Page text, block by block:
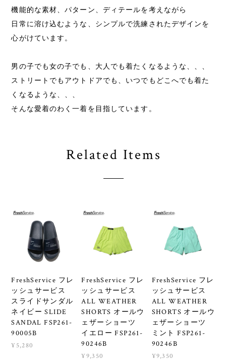
機能的な素材、パターン、ディテールを考えながら
日常に溶け込むような、シンプルで洗練されたデザインを
心がけています。
​男の子でも女の子でも、大人でも着たくなるような、、、
ストリートでもアウトドアでも、いつでもどこへでも着た
くなるような、、、
そんな愛着のわく一着を目指しています。
Related Items
FreshService フレ
ッシュサービス
スライドサンダル
ネイビー SLIDE
SANDAL FSP261-
90005B
¥5,280
FreshService フレ
ッシュサービス
ALL WEATHER
SHORTS オールウ
ェザーショーツ
イエロー FSP261-
90246B
¥9,350
FreshService フレ
ッシュサービス
ALL WEATHER
SHORTS オールウ
ェザーショーツ
ミント FSP261-
90246B
¥9,350